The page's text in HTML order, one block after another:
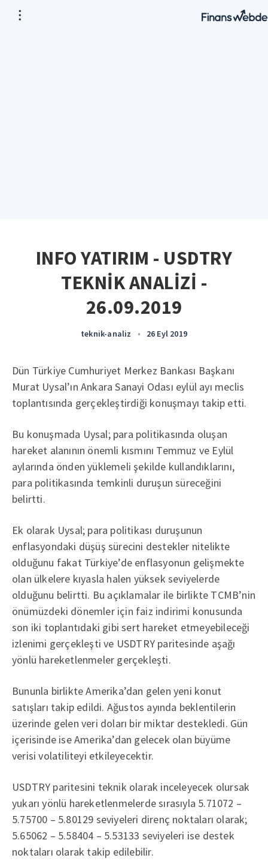
INFO YATIRIM - USDTRY
TEKNİK ANALİZİ -
26.09.2019
teknik-analiz • 26 Eyl 2019
Dün Türkiye Cumhuriyet Merkez Bankası Başkanı
Murat Uysal’ın Ankara Sanayi Odası eylül ayı meclis
toplantısında gerçekleştirdiği konuşmayı takip etti.
Bu konuşmada Uysal; para politikasında oluşan
hareket alanının önemli kısmını Temmuz ve Eylül
aylarında önden yüklemeli şekilde kullandıklarını,
para politikasında temkinli duruşun süreceğini
belirtti.
Ek olarak Uysal; para politikası duruşunun
enflasyondaki düşüş sürecini destekler nitelikte
olduğunu fakat Türkiye’de enflasyonun gelişmekte
olan ülkelere kıyasla halen yüksek seviyelerde
olduğunu belirtti. Bu açıklamalar ile birlikte TCMB’nin
önümüzdeki dönemler için faiz indirimi konusunda
son iki toplantıdaki gibi sert hareket etmeyebileceği
izlenimi gerçekleşti ve USDTRY paritesinde aşağı
yönlü hareketlenmeler gerçekleşti.
Bununla birlikte Amerika’dan gelen yeni konut
satışları takip edildi. Ağustos ayında beklentilerin
üzerinde gelen veri doları bir miktar destekledi. Gün
içerisinde ise Amerika’dan gelecek olan büyüme
verisi volatiliteyi etkileyecektir.
USDTRY paritesini teknik olarak inceleyecek olursak
yukarı yönlü hareketlenmelerde sırasıyla 5.71072 –
5.75700 – 5.80129 seviyeleri direnç noktaları olarak;
5.65062 – 5.58404 – 5.53133 seviyeleri ise destek
noktaları olarak takip edilebilir.